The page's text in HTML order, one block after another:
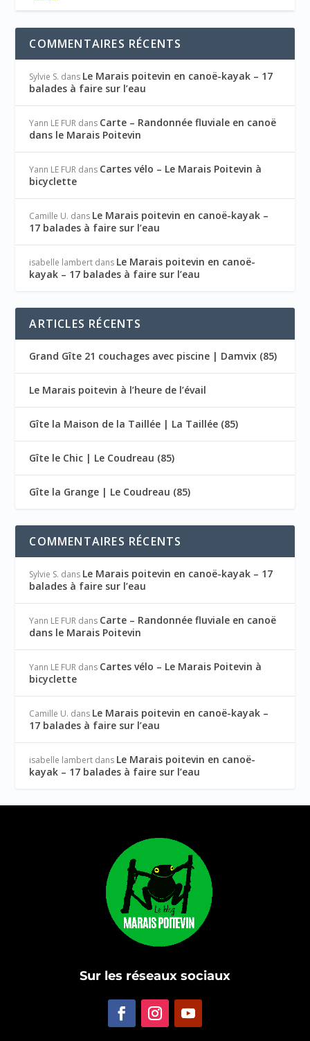
COMMENTAIRES RÉCENTS
Sylvie S. dans Le Marais poitevin en canoë-kayak – 17
balades à faire sur l’eau
Yann LE FUR dans Carte – Randonnée fluviale en canoë
dans le Marais Poitevin
Yann LE FUR dans Cartes vélo – Le Marais Poitevin à
bicyclette
Camille U. dans Le Marais poitevin en canoë-kayak –
17 balades à faire sur l’eau
isabelle lambert dans Le Marais poitevin en canoë-
kayak – 17 balades à faire sur l’eau
ARTICLES RÉCENTS
Grand Gîte 21 couchages avec piscine | Damvix (85)
Le Marais poitevin à l’heure de l’évail
Gîte la Maison de la Taillée | La Taillée (85)
Gîte le Chic | Le Coudreau (85)
Gîte la Grange | Le Coudreau (85)
COMMENTAIRES RÉCENTS
Sylvie S. dans Le Marais poitevin en canoë-kayak – 17
balades à faire sur l’eau
Yann LE FUR dans Carte – Randonnée fluviale en canoë
dans le Marais Poitevin
Yann LE FUR dans Cartes vélo – Le Marais Poitevin à
bicyclette
Camille U. dans Le Marais poitevin en canoë-kayak –
17 balades à faire sur l’eau
isabelle lambert dans Le Marais poitevin en canoë-
kayak – 17 balades à faire sur l’eau
Sur les réseaux sociaux